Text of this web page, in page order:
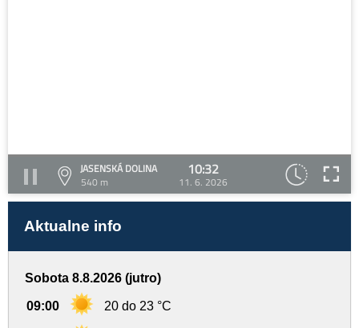
JASENSKÁ DOLINA
540 m
10:32
11. 6. 2026
Aktualne info
Sobota 8.8.2026 (jutro)
09:00 20 do 23 °C